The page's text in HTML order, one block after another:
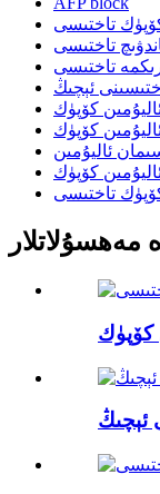
تاختىسى
تاختىسى
تاختىسى
ئېچىڭ
كۆپۈك
كۆپۈك
ئاليۇمىن
كۆپۈك
تاختىسى
مەھسۇلاتلار
ئېچىڭ